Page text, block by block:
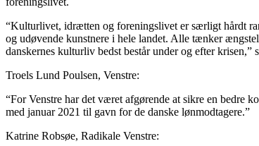
“Kulturlivet, idrætten og foreningslivet er særligt hårdt
og udøvende kunstnere i hele landet. Alle tænker
danskernes kulturliv bedst består under og efter krisen,”
Troels Lund Poulsen, Venstre:
“For Venstre har det været afgørende at sikre en bedre
med januar 2021 til gavn for de danske lønmodtagere.”
Katrine Robsøe, Radikale Venstre: